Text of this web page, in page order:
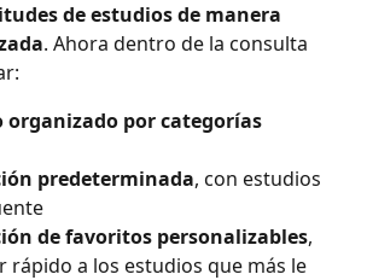
de estudios de manera
. Ahora dentro de la consulta
organizado por categorías
predeterminada, con estudios
de favoritos personalizables,
rápido a los estudios que más le